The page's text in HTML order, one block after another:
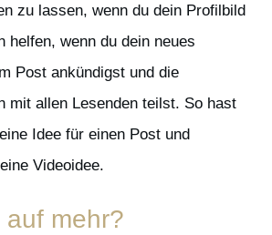
zu lassen, wenn du dein Profilbild
helfen, wenn du dein neues
Post ankündigst und die
mit allen Lesenden teilst. So hast
Idee für einen Post und
Videoidee.
auf mehr?